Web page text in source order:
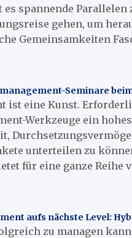
spannende
gehen, um
Gemeinsamkeiten
Seminare
ist eine Kunst.
Werkzeuge ein
unterteilen zu
für eine ganze Reihe
aufs nächste Level:
zu managen